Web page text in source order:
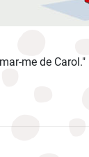
me de Carol."